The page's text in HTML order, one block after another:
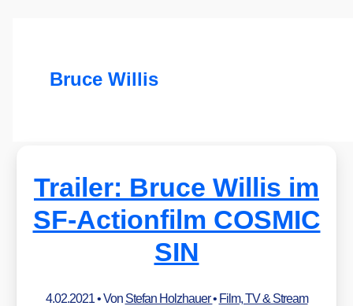
Bruce Willis
Trailer: Bruce Willis im
SF-Actionfilm COSMIC
SIN
4.02.2021• Von Stefan Holzhauer• Film, TV & Stream